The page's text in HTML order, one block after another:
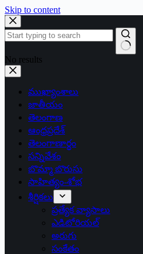
Skip to content
No results
ముఖ్యాంశాలు
జాతీయం
తెలంగాణ
ఆంధ్రప్రదేశ్
తెలంగాణార్థం
సన్నివేశం
బొమ్మా బొరుసు
సాహిత్యం-శోభ
శీర్షికలు
ప్రత్యేక వ్యాసాలు
ఎడిటోరియల్
అరుగు
సంకేతం